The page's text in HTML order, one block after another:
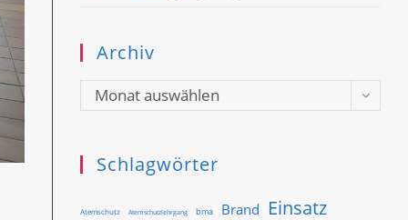
Archiv
Archiv
Monat auswählen
Schlagwörter
Atemschutz Atemschutzlehrgang bma Brand Einsatz